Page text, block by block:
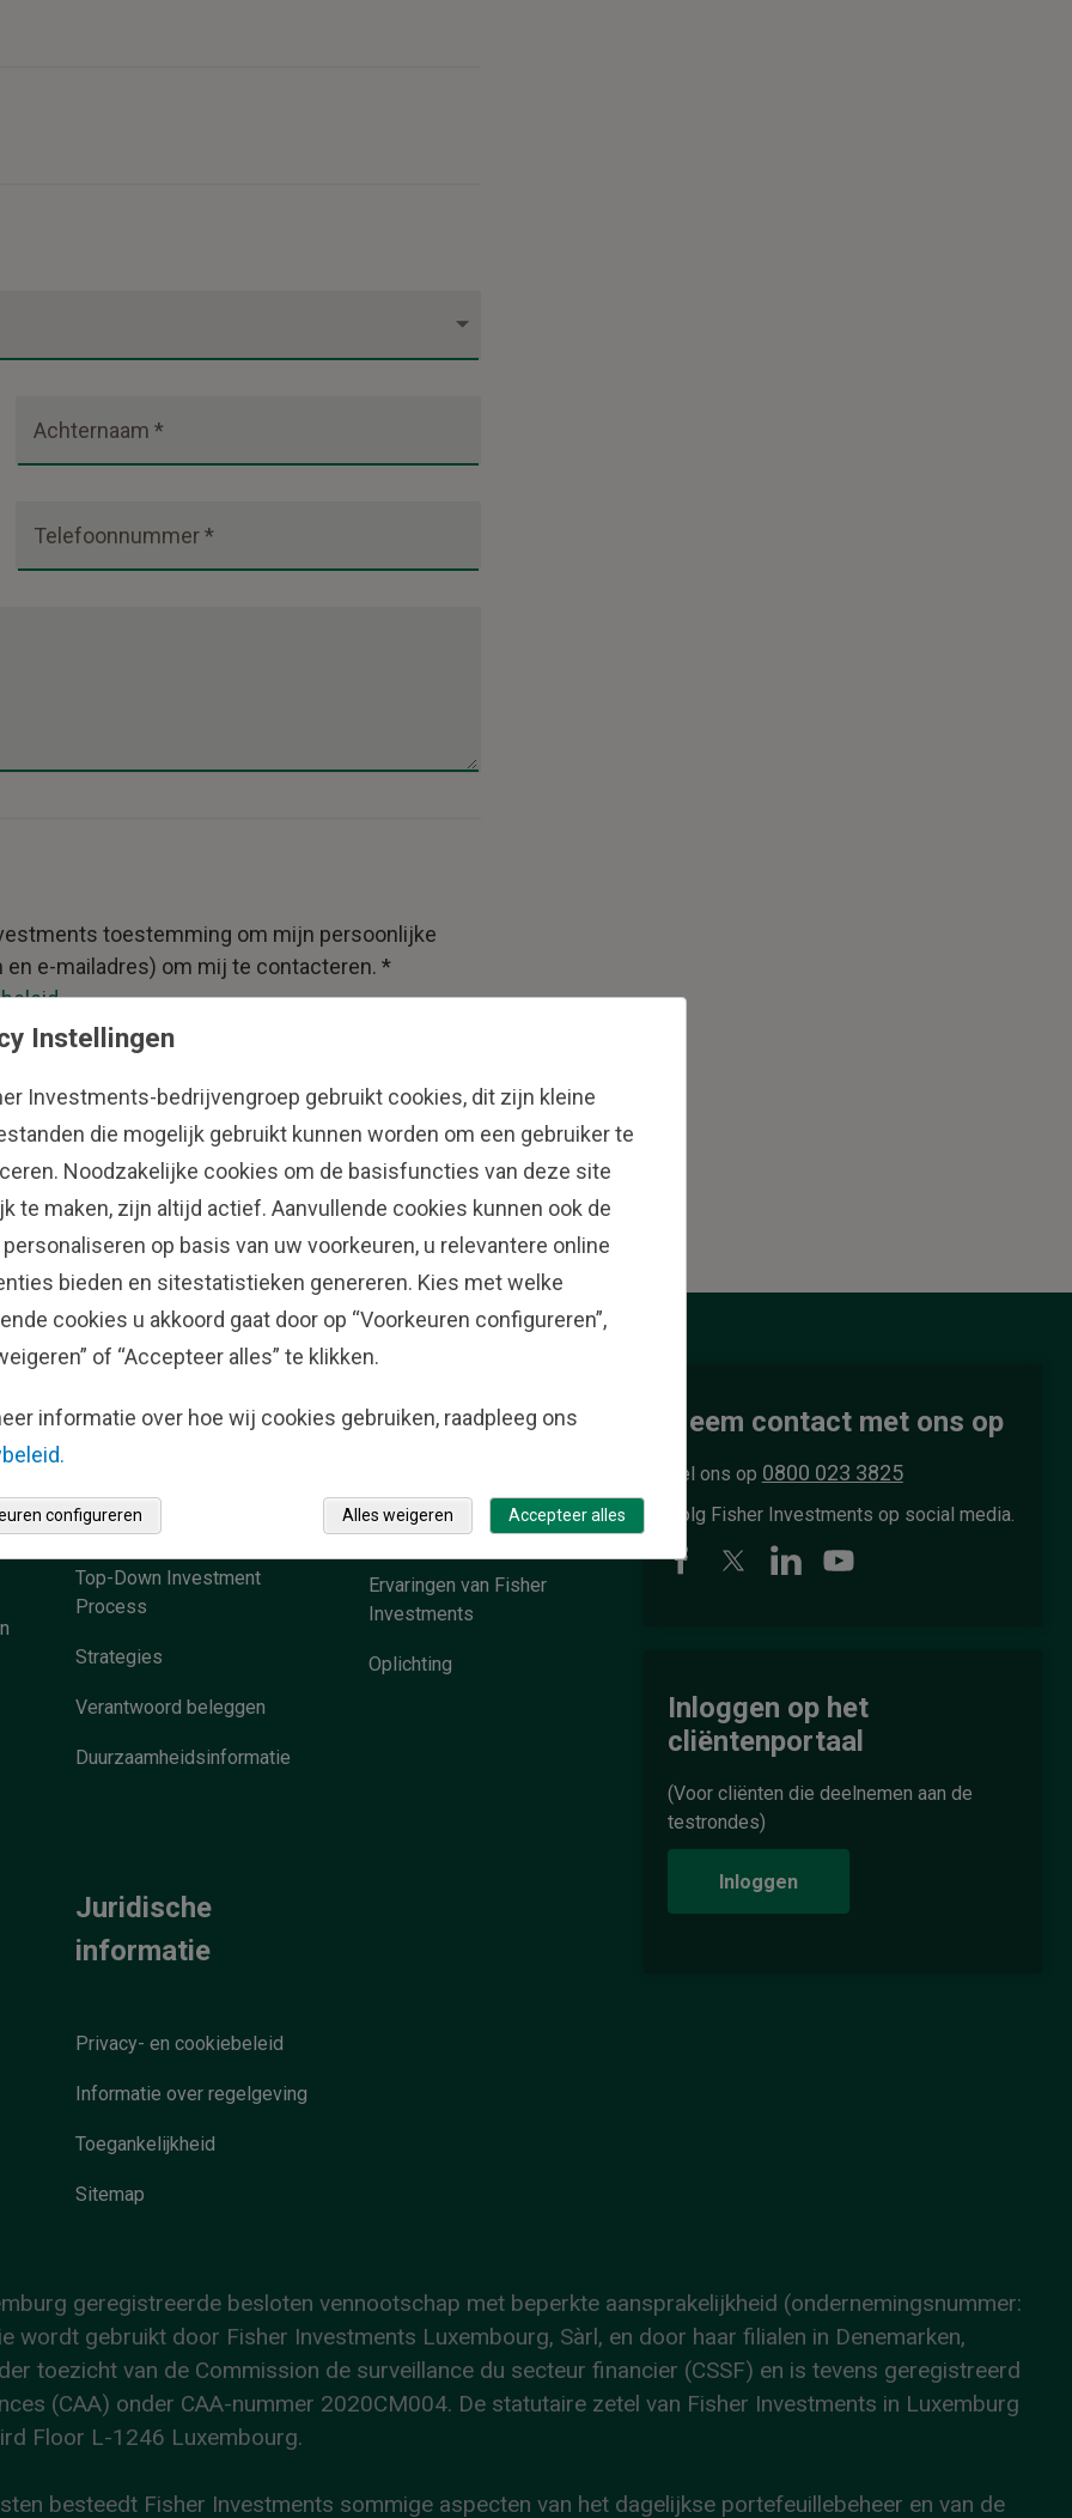
Achternaam *
Telefoonnummer *
toestemming om mijn persoonlijke
e-mailadres) om mij te contacteren. *
.
communicatie.
Investing
Who We Serve
Top-Down Investment
Process
Strategies
Verantwoord beleggen
Duurzaamheidsinformatie
Persvragen
Ervaringen van Fisher
Investments
Oplichting
Juridische
informatie
Privacy- en cookiebeleid
Informatie over regelgeving
Toegankelijkheid
Sitemap
Neem contact met ons op
Bel ons op 0800 023 3825
Volg Fisher Investments op social media.
Inloggen op het
cliëntenportaal
(Voor cliënten die deelnemen aan de
testrondes)
Inloggen
geregistreerde besloten vennootschap met beperkte aansprakelijkheid (ondernemingsnummer:
wordt gebruikt door Fisher Investments Luxembourg, Sàrl, en door haar filialen in Denemarken,
toezicht van de Commission de surveillance du secteur financier (CSSF) en is tevens geregistreerd
(CAA) onder CAA-nummer 2020CM004. De statutaire zetel van Fisher Investments in Luxemburg
Floor L-1246 Luxembourg.
besteedt Fisher Investments sommige aspecten van het dagelijkse portefeuillebeheer en van de
Instellingen
Investments-bedrijvengroep gebruikt cookies, dit zijn kleine
die mogelijk gebruikt kunnen worden om een gebruiker te
Noodzakelijke cookies om de basisfuncties van deze site
te maken, zijn altijd actief. Aanvullende cookies kunnen ook de
op basis van uw voorkeuren, u relevantere online
bieden en sitestatistieken genereren. Kies met welke
cookies u akkoord gaat door op “Voorkeuren configureren”,
of “Accepteer alles” te klikken.
informatie over hoe wij cookies gebruiken, raadpleeg ons
Accepteer alles
Alles weigeren
configureren